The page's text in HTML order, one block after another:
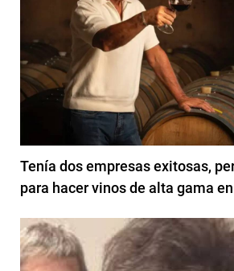
Tenía dos empresas exitosas,
para hacer vinos de alta gama